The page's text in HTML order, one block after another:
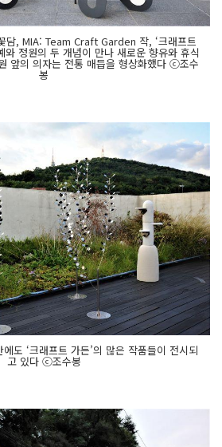
담, MIA: Team Craft Garden 작, ‘크래프트
정원의 두 개념이 만나 새로운 향유와 휴식
앞의 의자는 전통 매듭을 형상화했다 ⓒ조수
봉
도 ‘크래프트 가든’의 많은 작품들이 전시되
고 있다 ⓒ조수봉